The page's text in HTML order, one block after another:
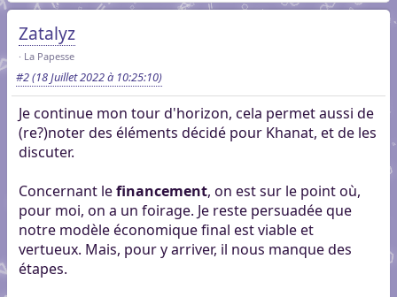
Zatalyz
La Papesse
#2(18 Juillet 2022 à 10:25:10)
Je continue mon tour d'horizon, cela permet aussi de
(re?)noter des éléments décidé pour Khanat, et de les
discuter.
Concernant lefinancement, on est sur le point où,
pour moi, on a un foirage. Je reste persuadée que
notre modèle économique final est viable et
vertueux. Mais, pour y arriver, il nous manque des
étapes.